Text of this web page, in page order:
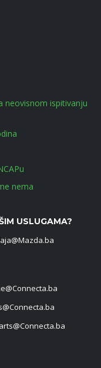
neovisnom ispitivanju
nema
USLUGAMA?